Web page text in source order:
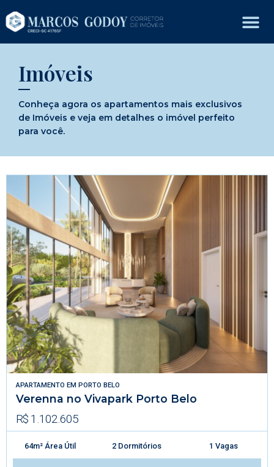
Imóveis
Conheça agora os apartamentos mais exclusivos
de Imóveis e veja em detalhes o imóvel perfeito
para você.
APARTAMENTO EM PORTO BELO
Verenna no Vivapark Porto Belo
R$ 1.102.605
64m² Área Útil 2 Dormitórios 1 Vagas